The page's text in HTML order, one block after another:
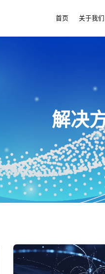
首页 关于我们
解决